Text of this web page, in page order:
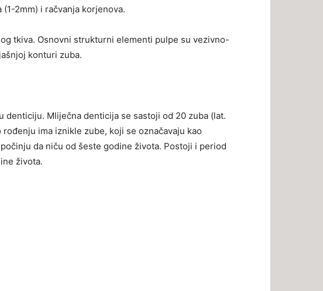
2mm) i račvanja korjenova.
tkiva. Osnovni strukturni elementi pulpe su vezivno-
konturi zuba.
denticiju. Mliječna denticija se sastoji od 20 zuba (lat.
ima iznikle zube, koji se označavaju kao
da niču od šeste godine života. Postoji i period
života.